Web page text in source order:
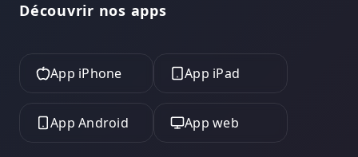
Découvrir nos apps
App iPhone App iPad
App Android App web